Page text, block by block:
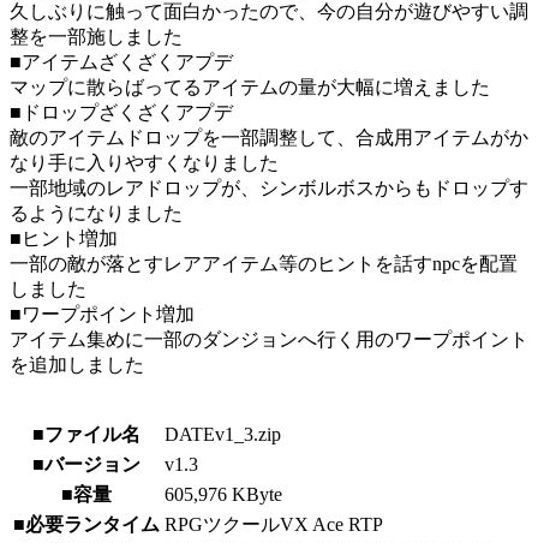
久しぶりに触って面白かったので、今の自分が遊びやすい調
整を一部施しました
■アイテムざくざくアプデ
マップに散らばってるアイテムの量が大幅に増えました
■ドロップざくざくアプデ
敵のアイテムドロップを一部調整して、合成用アイテムがか
なり手に入りやすくなりました
一部地域のレアドロップが、シンボルボスからもドロップす
るようになりました
■ヒント増加
一部の敵が落とすレアアイテム等のヒントを話すnpcを配置
しました
■ワープポイント増加
アイテム集めに一部のダンジョンへ行く用のワープポイント
を追加しました
■ファイル名
DATEv1_3.zip
■バージョン
v1.3
■容量
605,976 KByte
■必要ランタイム RPGツクールVX Ace RTP